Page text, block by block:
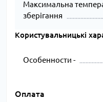
Максимальна
зберігання
Користувальницькі
Особенности -
Оплата